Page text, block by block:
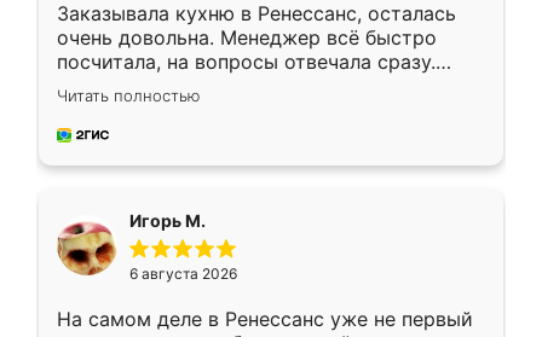
Заказывала кухню в Ренессанс, осталась
очень довольна. Менеджер всё быстро
посчитала, на вопросы отвечала сразу.
Замерщик приехал в субботу, подошёл к
делу со всей ответственностью. Собрали
за день, ребята работали аккуратно, даже
Читать полностью
Игорь М.
6 августа 2026
На самом деле в Ренессанс уже не первый